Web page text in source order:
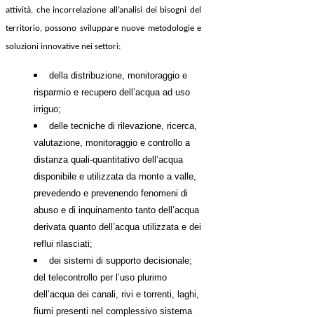
attività, che incorrelazione all’analisi dei bisogni del
territorio, possono sviluppare nuove metodologie e
soluzioni innovative nei settori:
della distribuzione, monitoraggio e
risparmio e recupero dell’acqua ad uso
irriguo;
delle tecniche di rilevazione, ricerca,
valutazione, monitoraggio e controllo a
distanza quali-quantitativo dell’acqua
disponibile e utilizzata da monte a valle,
prevedendo e prevenendo fenomeni di
abuso e di inquinamento tanto dell’acqua
derivata quanto dell’acqua utilizzata e dei
reflui rilasciati;
dei sistemi di supporto decisionale;
del telecontrollo per l’uso plurimo
dell’acqua dei canali, rivi e torrenti, laghi,
fiumi presenti nel complessivo sistema